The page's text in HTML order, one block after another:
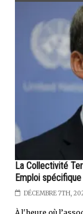
La Collectivité
Emploi
DÉCEMBRE 7TH,